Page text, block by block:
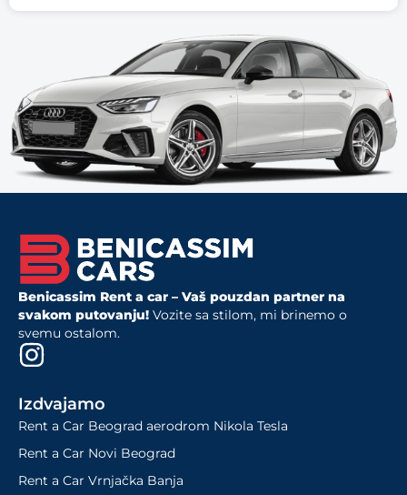
naši uslovi su apsolutno u skladu sa
potrebama koje imate.
Pređene kilometraže– u zavisnosti od
toga da li preferirate kraće gradske
vožnje ili putovanja na veće
udaljenosti, cena rent a car usluge
može varirati.
Naša rent a car ponuda uključuje:
kao i pogonom na benzin ili dizel.
Rent a car bez depozita
modele, omogućavajući povoljnije
opcije najma.
Cena ove rent a car usluge iznosi 20
evra za udaljenost do 10 km, uz
dodatnih 1,2 evra po kilometru van tog
opsega.
Benicassim Rent a car – Vaš pouzdan partner na
svakom putovanju! Vozite sa stilom, mi brinemo o
svemu ostalom.
Izdvajamo
Rent a Car Beograd aerodrom Nikola Tesla
Rent a Car Novi Beograd
Rent a Car Vrnjačka Banja